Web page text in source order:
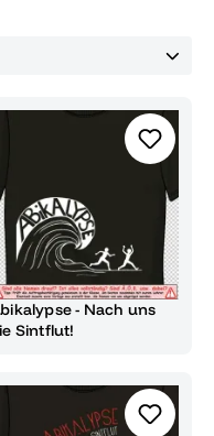
- Nach uns
Sintflut!